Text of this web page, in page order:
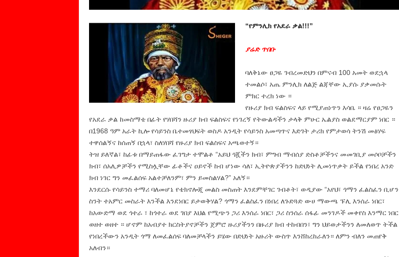
“የምንሊክ የአደራ ቃል!!!”
ያሬድ ጥበቡ
ባለቅኔው ፀጋዬ ገብረመድህን በምናብ 100 አመት ወደኋላ
ተመልሶ፣ አጤ ምንሊክ ለልጅ ልጃቸው ኢያሱ ያቃመሱት
ምክር ተረክ ነው ።
የዙሪያ ክብ ፍልስፍና ላይ የሚያጠነጥን እሳቤ ። ዛሬ የፀጋዬን
የአደራ ቃል ከመስማቴ በፊት የሃበሻን ዙሪያ ክብ ፍልስፍና የነገረኝ የትውልዳችን ታላቅ ምሁር ኤልያስ ወልደማርያም ነበር ።
በ1968 ዓም አራት ኪሎ የሳይንስ ቤተመፃህፍት ወስዶ አንዲት የሳይንስ አመጣጥና እድገት ታሪክ የምታወሳ ትንሽ መፅሃፍ
ተዋሰልኝና ከሰጠኝ በኋላ፣ ስለሃበሻ የዙሪያ ክብ ፍልስፍና አጫወተኝ።
ትዝ ይለኛል፣ ከፊቱ በማይጠፋው ፈገግታ ተሞልቶ “አይህ ጎጇችን ክብ፣ ምግብ ማብሰያ ድስቶቻችንና መመገቢያ መሶቦቻችን
ክብ፣ ሰአሊዎቻችን የሚስሏቸው ፊቶችና ዐይኖች ከብ ሆነው ሳለ፣ ኢትዮጵያችንን ከድህነት ሊመነጥቃት ይችል የነበረ አንድ
ክብ ነገር ግን መፈልሰፍ አልተቻለንም፣ ምን ይመስልሃል?” አለኝ።
እንደርሱ የሳይንስ ተማሪ ባለመሆኔ የቴክኖሎጂ መልስ መስጠት እንደምቸገር ገብቶት፣ ወዲያው “አየህ፣ ጎማን ፈልስፈን ቢሆን
ስንት ተአምር መስራት እንችል እንደነበር ይታወቅሃል? ጎማን ፈልስፈን በነበረ ለጉድጓድ ውሀ ማውጫ ፑሊ እንሰራ ነበር፣
ከአውድማ ወደ ጎተራ ፣ ከጎተራ ወደ ገበያ እህል የሚጭን ጋሪ እንሰራ ነበር፣ ጋሪ ስንሰራ ሰፋፊ መንገዶች መቀየስ እንማር ነበር
ወዘተ ወዘተ ። ሆኖም ከአብያተ ክርስትያኖቻችን ጀምሮ ዙሪያችንን በዙሪያ ክብ ተከብበን፣ ግን ህይወታችንን ለመለወጥ ትችል
የነበረችውን አንዲት ጎማ ለመፈልሰፍ ባለመቻላችን ይሄው በድህነት አዙሪት ውስጥ እንሸከረከራለን። ለምን ብለን መጠየቅ
አለብን።